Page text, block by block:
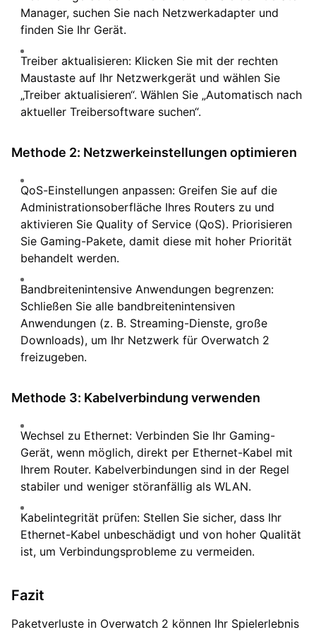
Manager, suchen Sie nach Netzwerkadapter und
finden Sie Ihr Gerät.
Treiber aktualisieren: Klicken Sie mit der rechten
Maustaste auf Ihr Netzwerkgerät und wählen Sie
„Treiber aktualisieren“. Wählen Sie „Automatisch nach
aktueller Treibersoftware suchen“.
Methode 2: Netzwerkeinstellungen optimieren
QoS-Einstellungen anpassen: Greifen Sie auf die
Administrationsoberfläche Ihres Routers zu und
aktivieren Sie Quality of Service (QoS). Priorisieren
Sie Gaming-Pakete, damit diese mit hoher Priorität
behandelt werden.
Bandbreitenintensive Anwendungen begrenzen:
Schließen Sie alle bandbreitenintensiven
Anwendungen (z. B. Streaming-Dienste, große
Downloads), um Ihr Netzwerk für Overwatch 2
freizugeben.
Methode 3: Kabelverbindung verwenden
Wechsel zu Ethernet: Verbinden Sie Ihr Gaming-
Gerät, wenn möglich, direkt per Ethernet-Kabel mit
Ihrem Router. Kabelverbindungen sind in der Regel
stabiler und weniger störanfällig als WLAN.
Kabelintegrität prüfen: Stellen Sie sicher, dass Ihr
Ethernet-Kabel unbeschädigt und von hoher Qualität
ist, um Verbindungsprobleme zu vermeiden.
Fazit
Paketverluste in Overwatch 2 können Ihr Spielerlebnis